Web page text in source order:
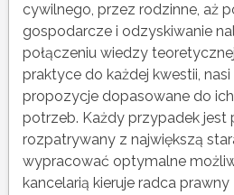
cywilnego, przez rodzinne, aż
gospodarcze i odzyskiwanie
połączeniu wiedzy
praktyce do każdej kwestii,
propozycje dopasowane do
potrzeb. Każdy przypadek jest
rozpatrywany z największą
wypracować optymalne
kancelarią kieruje radca